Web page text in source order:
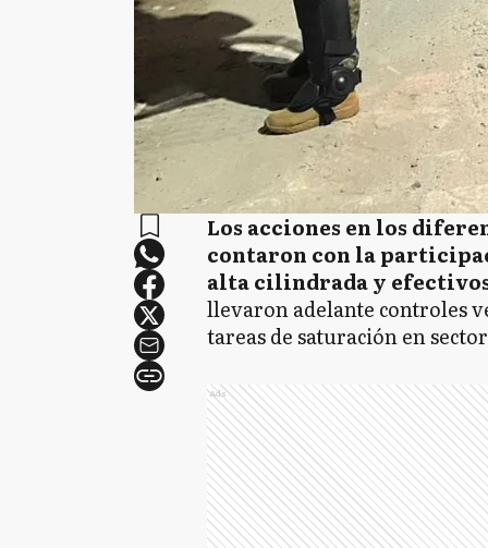
Los acciones en los
contaron con la
alta cilindrada y
llevaron adelante controles
tareas de saturación en
Ads